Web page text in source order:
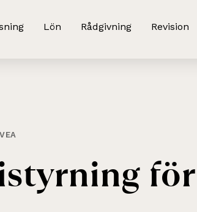
Lön Rådgivning Revision
för